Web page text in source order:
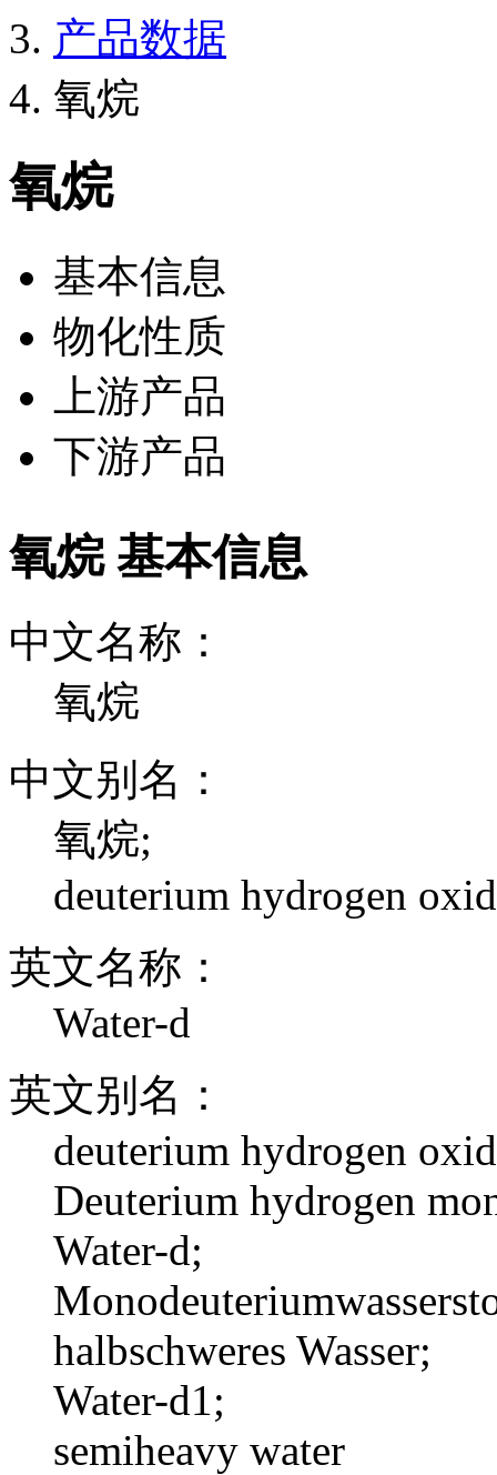
产品数据
氧烷
氧烷
基本信息
物化性质
上游产品
下游产品
氧烷 基本信息
中文名称：
氧烷
中文别名：
氧烷;
deuterium hydrogen
英文名称：
Water-d
英文别名：
deuterium hydrogen
Deuterium hydrogen
Water-d;
halbschweres Wasser;
Water-d1;
semiheavy water